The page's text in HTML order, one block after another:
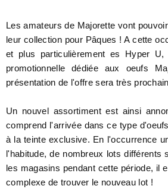
Les amateurs de Majorette vont
leur collection pour Pâques ! A cette
et plus particulièrement es Hyper U,
promotionnelle dédiée aux oeufs
présentation de l'offre sera très
Un nouvel assortiment est ainsi
comprend l'arrivée dans ce type
à la teinte exclusive. En l'occurrence
l'habitude, de nombreux lots différents
les magasins pendant cette période, il
complexe de trouver le nouveau lot !